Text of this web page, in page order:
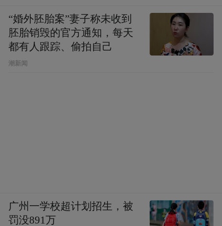
“婚外胚胎案”妻子称未收到
胚胎销毁的官方通知，每天
都有人跟踪、偷拍自己
潮新闻
广州一学校超计划招生，被
罚没891万